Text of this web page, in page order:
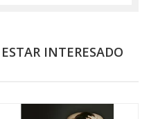
INTERESADO